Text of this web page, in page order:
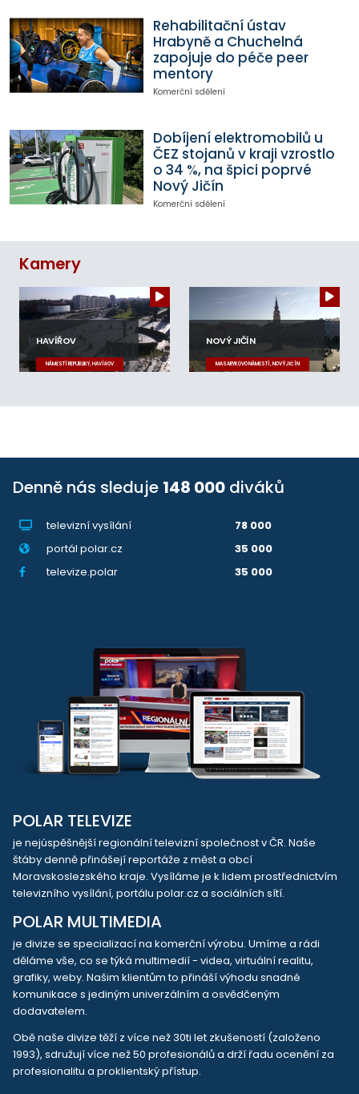
Rehabilitační ústav
Hrabyně a Chuchelná
zapojuje do péče peer
mentory
Komerční sdělení
Dobíjení elektromobilů u
ČEZ stojanů v kraji vzrostlo
o 34 %, na špici poprvé
Nový Jičín
Komerční sdělení
Kamery
HAVÍŘOV
NÁMĚSTÍ REPUBLIKY, HAVÍŘOV
NOVÝ JIČÍN
MASARYKOVO NÁMĚSTÍ, NOVÝ JIČÍN
Denně nás sleduje 148 000 diváků
televizní vysílání
78 000
portál polar.cz
35 000
televize.polar
35 000
POLAR TELEVIZE
je nejúspěšnější regionální televizní společnost v ČR. Naše
štáby denně přinášejí reportáže z měst a obcí
Moravskoslezského kraje. Vysíláme je k lidem prostřednictvím
televizního vysílání, portálu polar.cz a sociálních sítí.
POLAR MULTIMEDIA
je divize se specializací na komerční výrobu. Umíme a rádi
děláme vše, co se týká multimedií - videa, virtuální realitu,
grafiky, weby. Našim klientům to přináší výhodu snadné
komunikace s jediným univerzálním a osvědčeným
dodavatelem.
Obě naše divize těží z více než 30ti let zkušeností (založeno
1993), sdružují více než 50 profesionálů a drží řadu ocenění za
profesionalitu a proklientský přístup.